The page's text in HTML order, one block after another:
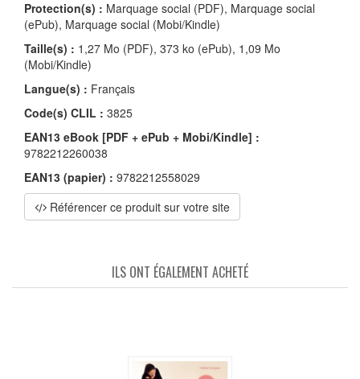
Protection(s) : Marquage social (PDF), Marquage social
(ePub), Marquage social (Mobi/Kindle)
Taille(s) : 1,27 Mo (PDF), 373 ko (ePub), 1,09 Mo
(Mobi/Kindle)
Langue(s) : Français
Code(s) CLIL : 3825
EAN13 eBook [PDF + ePub + Mobi/Kindle] :
9782212260038
EAN13 (papier) : 9782212558029
Référencer ce produit sur votre site
ILS ONT ÉGALEMENT ACHETÉ